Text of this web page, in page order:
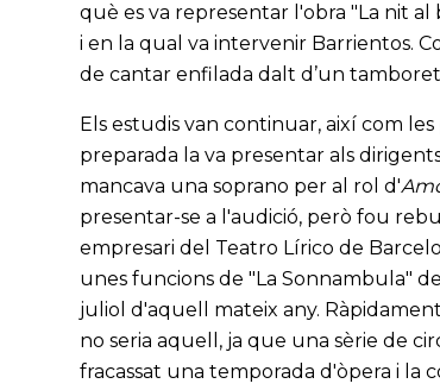
què es va representar l'obra "La nit
i en la qual va intervenir Barrientos.
de cantar enfilada dalt d’un
Els estudis van continuar, així com
preparada la va presentar als
mancava una soprano per al rol d'
presentar-se a l'audició, però fou
empresari del Teatro Lírico de
unes funcions de "La Sonnambula"
juliol d'aquell mateix any.
no seria aquell, ja que una sèrie de
fracassat una temporada d'òpera i la